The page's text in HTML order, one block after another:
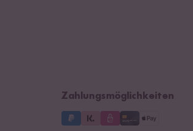
Zahlungsmöglichkeiten